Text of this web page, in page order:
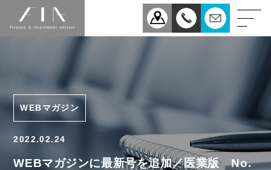
事業承継
税理士法人FIAについて
WEBマガジン
2022.02.24
WEBマガジンに最新号を追加／医業版 No.